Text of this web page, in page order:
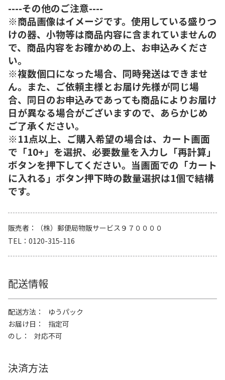
----その他のご注意----
※商品画像はイメージです。使用している盛りつ
けの器、小物等は商品内容に含まれていませんの
で、商品内容をお確かめの上、お申込みくださ
い。
※複数個口になった場合、同時発送はできませ
ん。また、ご依頼主様とお届け先様が同じ場
合、同日のお申込みであっても商品によりお届け
日が異なる場合がございますので、あらかじめ
ご了承ください。
※11点以上、ご購入希望の場合は、カート画面
で「10+」を選択、必要数量を入力し「再計算」
ボタンを押下してください。当画面での「カート
に入れる」ボタン押下時の数量選択は1個で結構
です。
販売者
（株）郵便局物販サービス９７００００
TEL
0120-315-116
配送情報
配送方法
ゆうパック
お届け日
指定可
のし
対応不可
決済方法